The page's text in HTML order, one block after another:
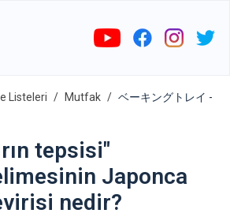
Listeleri Mutfak
ベーキングトレイ -
tepsisi"
Japonca
nedir?